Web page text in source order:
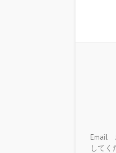
Email
してく